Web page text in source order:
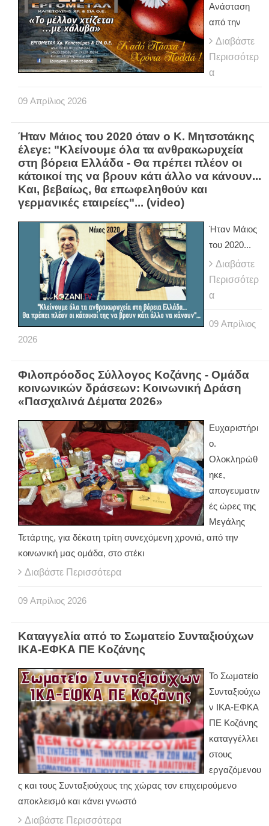
Ανάσταση
από την
Διαβάστε
Περισσότερ
α
09 Απρίλιος 2026
Ήταν Μάιος του 2020 όταν ο Κ. Μητσοτάκης
έλεγε: "Κλείνουμε όλα τα ανθρακωρυχεία
στη βόρεια Ελλάδα - Θα πρέπει πλέον οι
κάτοικοί της να βρουν κάτι άλλο να κάνουν...
Και, βεβαίως, θα επωφεληθούν και
γερμανικές εταιρείες"... (video)
Ήταν Μάιος
του 2020...
Διαβάστε
Περισσότερ
α
09 Απρίλιος
2026
Φιλοπρόοδος Σύλλογος Κοζάνης - Ομάδα
κοινωνικών δράσεων: Κοινωνική Δράση
«Πασχαλινά Δέματα 2026»
Ευχαριστήρι
ο.
Ολοκληρώθ
ηκε,
απογευματιν
ές ώρες της
Μεγάλης
Τετάρτης, για δέκατη τρίτη συνεχόμενη χρονιά, από την
κοινωνική μας ομάδα, στο στέκι
Διαβάστε Περισσότερα
09 Απρίλιος 2026
Καταγγελία από το Σωματείο Συνταξιούχων
ΙΚΑ-ΕΦΚΑ ΠΕ Κοζάνης
Το Σωματείο
Συνταξιούχω
ν ΙΚΑ-ΕΦΚΑ
ΠΕ Κοζάνης
καταγγέλλει
στους
εργαζόμενου
ς και τους Συνταξιούχους της χώρας τον επιχειρούμενο
αποκλεισμό και κάνει γνωστό
Διαβάστε Περισσότερα